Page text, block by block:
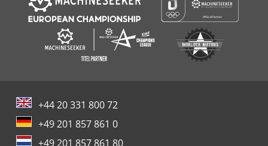
+44 20 331 800 72
+49 201 857 861 0
+49 201 857 861 80